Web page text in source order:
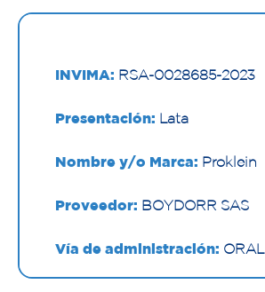
INVIMA: RSA-0028685-2023
Presentación: Lata
Nombre y/o Marca: Proklein
Proveedor: BOYDORR SAS
Vía de administración: ORAL